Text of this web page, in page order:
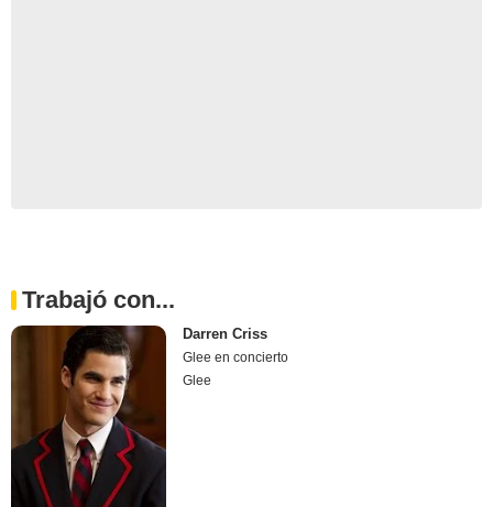
Trabajó con...
Darren Criss
Glee en concierto
Glee